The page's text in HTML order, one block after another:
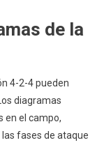
de la
4-2-4 pueden
diagramas
en el campo,
fases de ataque